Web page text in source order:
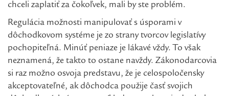
chceli zaplatiť za čokoľvek, mali by ste problém.
Regulácia možnosti manipulovať s úsporami v
dôchodkovom systéme je zo strany tvorcov legislatívy
pochopiteľná. Minúť peniaze je lákavé vždy. To však
neznamená, že takto to ostane navždy. Zákonodarcovia
si raz možno osvoja predstavu, že je celospoločensky
akceptovateľné, ak dôchodca použije časť svojich